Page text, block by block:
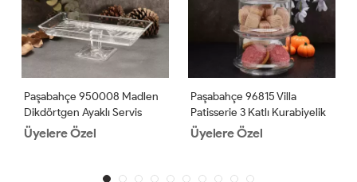
Paşabahçe 950008 Madlen
Dikdörtgen Ayaklı Servis
Tabağı
Üyelere Özel
Paşabahçe 96815 Villa
Patisserie 3 Katlı Kurabiyelik
2'li
Üyelere Özel